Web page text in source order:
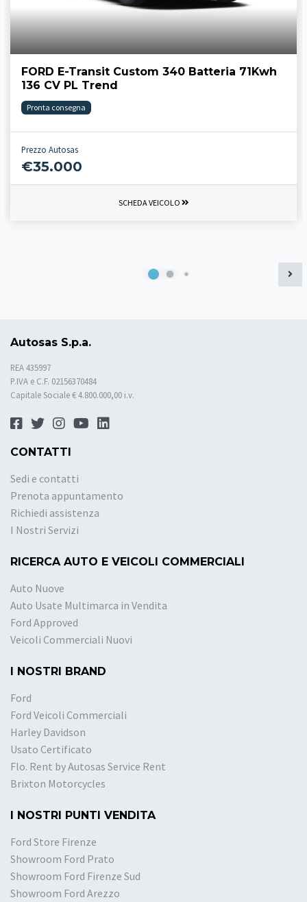
FORD E-Transit Custom 340 Batteria 71Kwh
136 CV PL Trend
Pronta consegna
Prezzo Autosas
€35.000
SCHEDA VEICOLO
Autosas S.p.a.
REA 435997
P.IVA e C.F. 02156370484
Capitale Sociale € 4.800.000,00 i.v.
CONTATTI
Sedi e contatti
Prenota appuntamento
Richiedi assistenza
I Nostri Servizi
RICERCA AUTO E VEICOLI COMMERCIALI
Auto Nuove
Auto Usate Multimarca in Vendita
Ford Approved
Veicoli Commerciali Nuovi
I NOSTRI BRAND
Ford
Ford Veicoli Commerciali
Harley Davidson
Usato Certificato
Flo. Rent by Autosas Service Rent
Brixton Motorcycles
I NOSTRI PUNTI VENDITA
Ford Store Firenze
Showroom Ford Prato
Showroom Ford Firenze Sud
Showroom Ford Arezzo